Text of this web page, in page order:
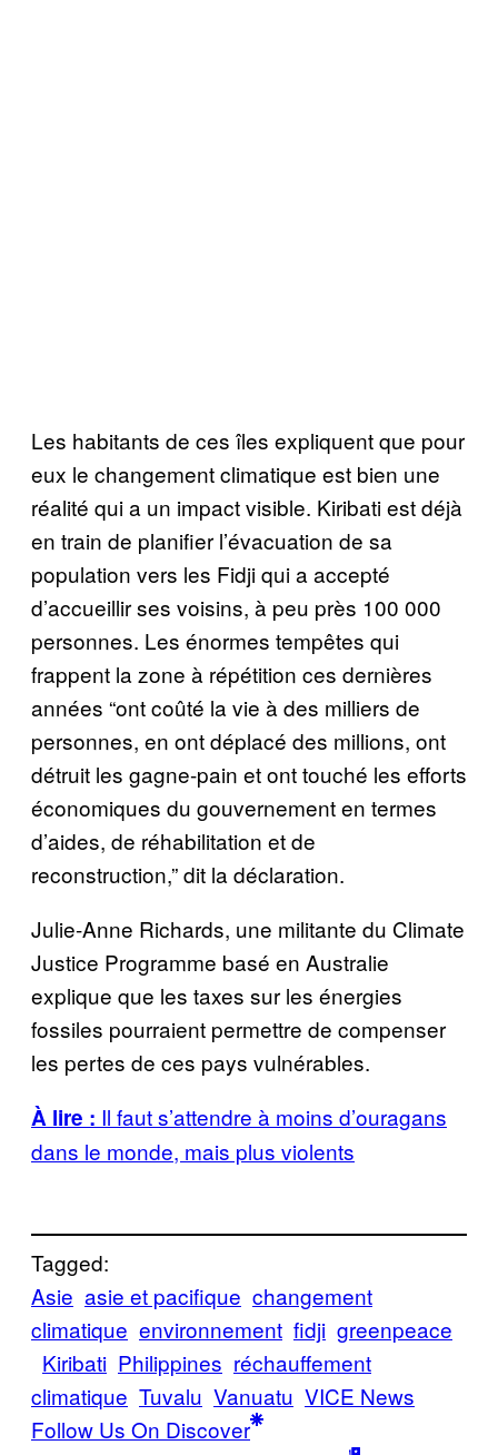
Les habitants de ces îles expliquent que pour
eux le changement climatique est bien une
réalité qui a un impact visible. Kiribati est déjà
en train de planifier l’évacuation de sa
population vers les Fidji qui a accepté
d’accueillir ses voisins, à peu près 100 000
personnes. Les énormes tempêtes qui
frappent la zone à répétition ces dernières
années “ont coûté la vie à des milliers de
personnes, en ont déplacé des millions, ont
détruit les gagne-pain et ont touché les efforts
économiques du gouvernement en termes
d’aides, de réhabilitation et de
reconstruction,” dit la déclaration.
Julie-Anne Richards, une militante du Climate
Justice Programme basé en Australie
explique que les taxes sur les énergies
fossiles pourraient permettre de compenser
les pertes de ces pays vulnérables.
À lire : Il faut s’attendre à moins d’ouragans
dans le monde, mais plus violents
Tagged:
Asie asie et pacifique changement
climatique environnement fidji greenpeace
Kiribati Philippines réchauffement
climatique Tuvalu Vanuatu VICE News
Follow Us On Discover